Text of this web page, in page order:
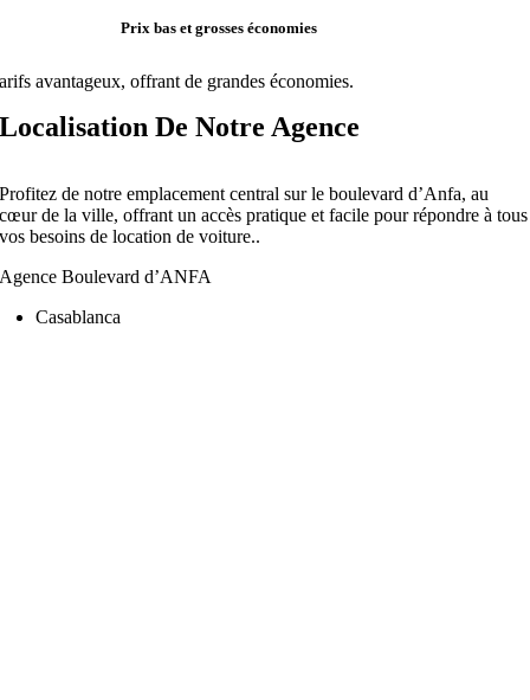
Prix bas et grosses économies
avantageux, offrant de grandes économies.
Localisation De Notre Agence
Profitez de notre emplacement central sur le boulevard d’Anfa, au
cœur de la ville, offrant un accès pratique et facile pour répondre à tous
vos besoins de location de voiture..
Agence Boulevard d’ANFA
Casablanca